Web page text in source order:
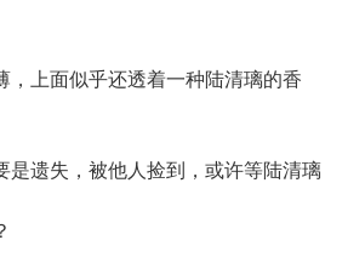
上面似乎还透着一种陆清璃的香
遗失，被他人捡到，或许等陆清璃